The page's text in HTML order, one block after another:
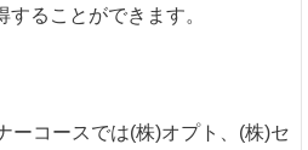
ることができます。
ーコースでは(株)オプト、(株)セ